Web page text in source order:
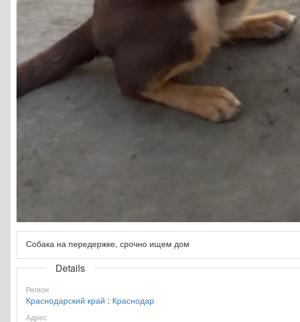
Собака на передержке, срочно ищем дом
Details
Регион
Краснодарский край : Краснодар
Адрес